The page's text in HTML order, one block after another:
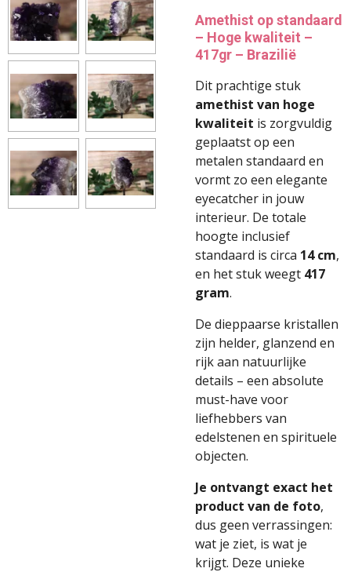
Amethist op standaard
– Hoge kwaliteit –
417gr – Brazilië
Dit prachtige stuk
amethist van hoge
kwaliteit is zorgvuldig
geplaatst op een
metalen standaard en
vormt zo een elegante
eyecatcher in jouw
interieur. De totale
hoogte inclusief
standaard is circa 14 cm,
en het stuk weegt 417
gram.
De dieppaarse kristallen
zijn helder, glanzend en
rijk aan natuurlijke
details – een absolute
must-have voor
liefhebbers van
edelstenen en spirituele
objecten.
Je ontvangt exact het
product van de foto,
dus geen verrassingen:
wat je ziet, is wat je
krijgt. Deze unieke